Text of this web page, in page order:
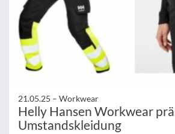
21.05.25 – Workwear
Helly Hansen Workwear
Umstandskleidung